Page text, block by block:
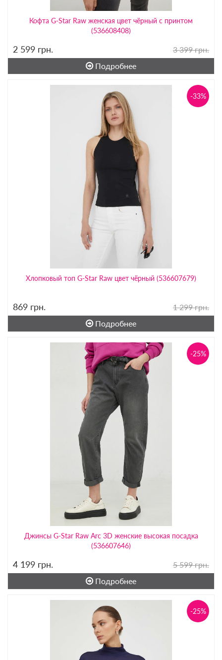
Кофта G-Star Raw женская цвет чёрный с принтом
(536608408)
2 599 грн.
3 399 грн.
Подробнее
Хлопковый топ G-Star Raw цвет чёрный (536607679)
-33%
869 грн.
1 299 грн.
Подробнее
Джинсы G-Star Raw Arc 3D женские высокая посадка
(536607646)
-25%
4 199 грн.
5 599 грн.
Подробнее
-25%